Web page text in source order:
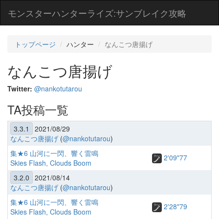
モンスターハンターライズ:サンブレイク攻略
トップページ ハンター なんこつ唐揚げ
なんこつ唐揚げ
Twitter: @nankotutarou
TA投稿一覧
3.3.1
2021/08/29
なんこつ唐揚げ (@nankotutarou)
集★6 山河に一閃、響く雷鳴
Skies Flash, Clouds Boom
2'09"77
3.2.0 2021/08/14
なんこつ唐揚げ (@nankotutarou)
集★6 山河に一閃、響く雷鳴
Skies Flash, Clouds Boom
2'28"79